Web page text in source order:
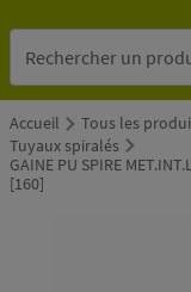
Accueil Tous les
Tuyaux spiralés
GAINE PU SPIRE
[160]